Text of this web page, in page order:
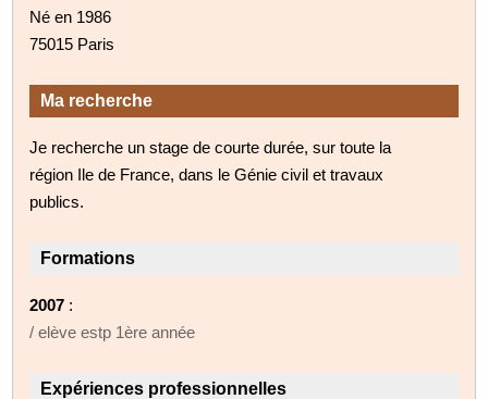
Né en 1986
75015 Paris
Ma recherche
Je recherche un stage de courte durée, sur toute la
région Ile de France, dans le Génie civil et travaux
publics.
Formations
2007 :
/ elève estp 1ère année
Expériences professionnelles